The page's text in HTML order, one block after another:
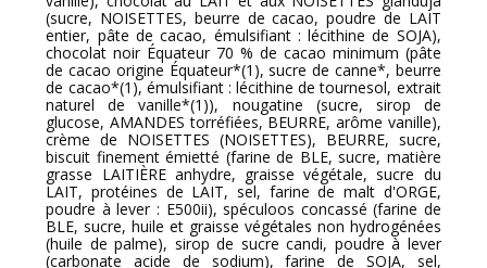
(sucre, NOISETTES, beurre de cacao, poudre de LAIT
entier, pâte de cacao, émulsifiant : lécithine de SOJA),
chocolat noir Équateur 70 % de cacao minimum (pâte
de cacao origine Équateur*(1), sucre de canne*, beurre
de cacao*(1), émulsifiant : lécithine de tournesol, extrait
naturel de vanille*(1)), nougatine (sucre, sirop de
glucose, AMANDES torréfiées, BEURRE, arôme vanille),
crème de NOISETTES (NOISETTES), BEURRE, sucre,
biscuit finement émietté (farine de BLE, sucre, matière
grasse LAITIÈRE anhydre, graisse végétale, sucre du
LAIT, protéines de LAIT, sel, farine de malt d'ORGE,
poudre à lever : E500ii), spéculoos concassé (farine de
BLE, sucre, huile et graisse végétales non hydrogénées
(huile de palme), sirop de sucre candi, poudre à lever
(carbonate acide de sodium), farine de SOJA, sel,